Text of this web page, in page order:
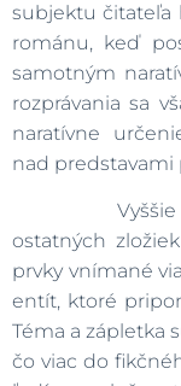
subjektu čitateľa
románu, keď
samotným
rozprávania sa
naratívne
nad predstavami
Vyššie
ostatných
prvky vnímané
entít, ktoré
Téma a zápletka
čo viac do